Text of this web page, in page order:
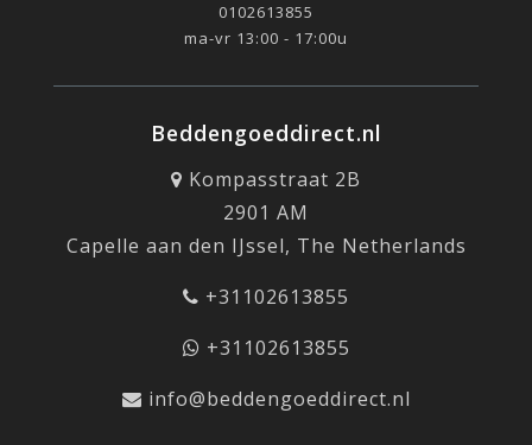
0102613855
ma-vr 13:00 - 17:00u
Beddengoeddirect.nl
Kompasstraat 2B
2901 AM
Capelle aan den IJssel, The Netherlands
+31102613855
+31102613855
info@beddengoeddirect.nl